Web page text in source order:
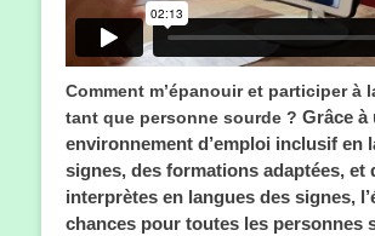
Comment m’épanouir et participer à
tant que personne sourde ? Grâce à
environnement d’emploi inclusif en
signes, des formations adaptées, et
interprètes en langues des signes,
chances pour toutes les personnes